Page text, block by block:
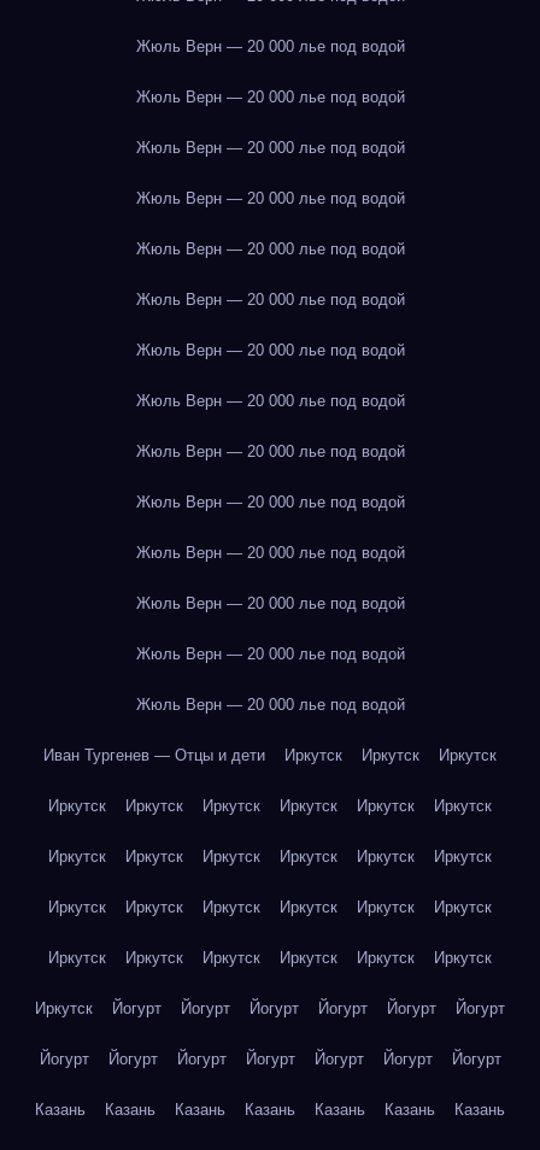
Жюль Верн — 20 000 лье под водой
Жюль Верн — 20 000 лье под водой
Жюль Верн — 20 000 лье под водой
Жюль Верн — 20 000 лье под водой
Жюль Верн — 20 000 лье под водой
Жюль Верн — 20 000 лье под водой
Жюль Верн — 20 000 лье под водой
Жюль Верн — 20 000 лье под водой
Жюль Верн — 20 000 лье под водой
Жюль Верн — 20 000 лье под водой
Жюль Верн — 20 000 лье под водой
Жюль Верн — 20 000 лье под водой
Жюль Верн — 20 000 лье под водой
Жюль Верн — 20 000 лье под водой
Иван Тургенев — Отцы и дети Иркутск Иркутск Иркутск
Иркутск Иркутск Иркутск Иркутск Иркутск Иркутск
Иркутск Иркутск Иркутск Иркутск Иркутск Иркутск
Иркутск Иркутск Иркутск Иркутск Иркутск Иркутск
Иркутск Иркутск Иркутск Иркутск Иркутск Иркутск
Иркутск Йогурт Йогурт Йогурт Йогурт Йогурт Йогурт
Йогурт Йогурт Йогурт Йогурт Йогурт Йогурт Йогурт
Казань Казань Казань Казань Казань Казань Казань